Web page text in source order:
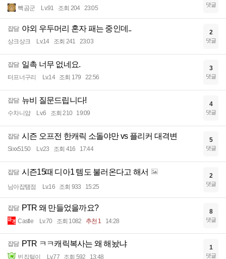
빽곰군 Lv.91 조회 204 23:05 댓글
잡담 야외 우두머리 혼자 패는 중인데..
상크상크 Lv.14 조회 241 23:03
2
댓글
잡담 일촉 너무 없네요.
터프너구리 Lv.14 조회 179 22:56
3
댓글
잡담 뉴비 질문드립니다!
수차니얌 Lv.6 조회 210 19:09
4
댓글
잡담 시즌 오프전 한캐릭 소돌야만 vs 플리커 대격변
Sixx5150 Lv.23 조회 416 17:44
5
댓글
잡담 시즌15때 디아1 템도 불러온다고 해서
님아잡탬점 Lv.16 조회 933 15:25
2
댓글
잡담 PTR 왜 만들었을까요?
Castle Lv.70 조회 1082 추천 1 14:28
8
댓글
잡담 PTR ㅋㅋ캐릭복사는 왜 해놨냐
빈집털이 Lv.77 조회 592 13:48
1
댓글